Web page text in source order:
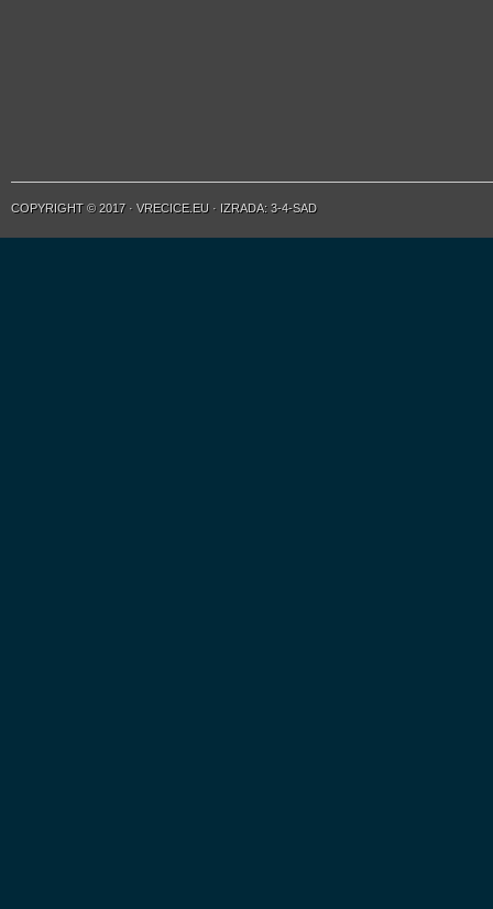
COPYRIGHT © 2017 · VRECICE.EU · IZRADA: 3-4-SAD